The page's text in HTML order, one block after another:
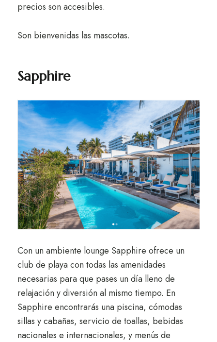
precios son accesibles.
Son bienvenidas las mascotas.
Sapphire
Con un ambiente lounge Sapphire ofrece un
club de playa con todas las amenidades
necesarias para que pases un día lleno de
relajación y diversión al mismo tiempo. En
Sapphire encontrarás una piscina, cómodas
sillas y cabañas, servicio de toallas, bebidas
nacionales e internacionales, y menús de